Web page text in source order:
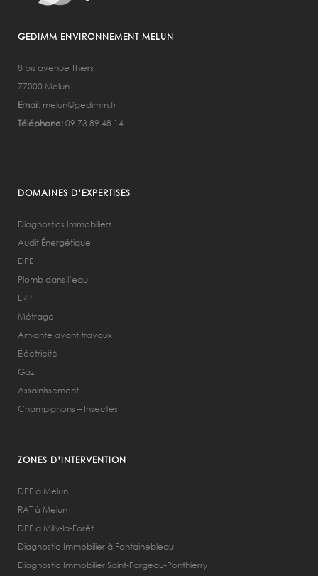
GEDIMM ENVIRONNEMENT MELUN
8 bis avenue Thiers
77000 Melun
Email: melun@gedimm.fr
Téléphone:09 73 89 48 14
DOMAINES D’EXPERTISES
Diagnostics Immobiliers
Audit Énergétique
DPE
Plomb dans l’eau
ERP
Métrage
Amiante avant travaux
Éléctricité
Gaz
Assainissement
Champignons – Insectes
ZONES D’INTERVENTION
DPE à Melun
RAT à Melun
DPE à Milly-la-Forêt
Diagnostic Immobilier à Fontainebleau
Diagnostic Immobilier Saint-Fargeau-Ponthierry